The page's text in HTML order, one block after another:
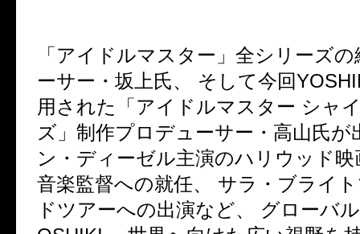
「アイドルマスター」全シリーズ
ーサー・坂上氏、 そして今回
用された「アイドルマスター シャ
ズ」制作プロデューサー・高山氏が
ン・ディーゼル主演のハリウッド映
音楽監督への就任、 サラ・ブライ
ドツアーへの出演など、 グローバ